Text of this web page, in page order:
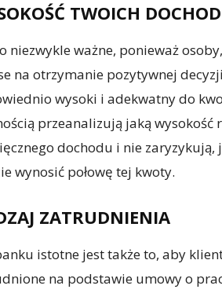
TWOICH
niezwykle ważne, ponieważ
na otrzymanie pozytywnej
wysoki i adekwatny do
przeanalizują jaką wysokość
dochodu i nie
wynosić połowę tej kwoty.
ZATRUDNIENIA
istotne jest także to, aby
na podstawie umowy o